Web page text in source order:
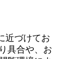
近づけてお
具合や、お